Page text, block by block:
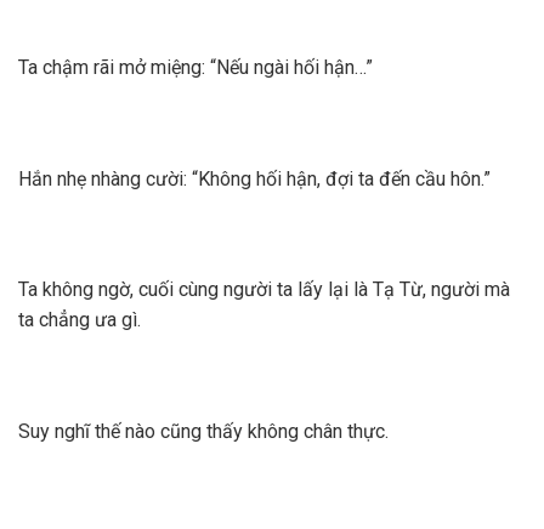
Ta chậm rãi mở miệng: “Nếu ngài hối hận…”
Hắn nhẹ nhàng cười: “Không hối hận, đợi ta đến cầu hôn.”
Ta không ngờ, cuối cùng người ta lấy lại là Tạ Từ, người mà
ta chẳng ưa gì.
Suy nghĩ thế nào cũng thấy không chân thực.